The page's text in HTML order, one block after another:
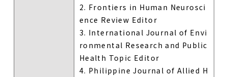
2. Frontiers in Human Neurosci
ence Review Editor
3. International Journal of Envi
ronmental Research and Public
Health Topic Editor
4. Philippine Journal of Allied H